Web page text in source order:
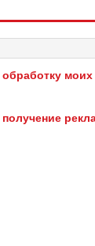
обработку
получение